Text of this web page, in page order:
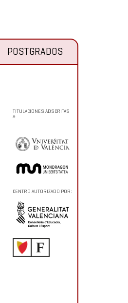
POSTGRADOS
TITULACIONES ADSCRITAS
A:
CENTRO AUTORIZADO POR: